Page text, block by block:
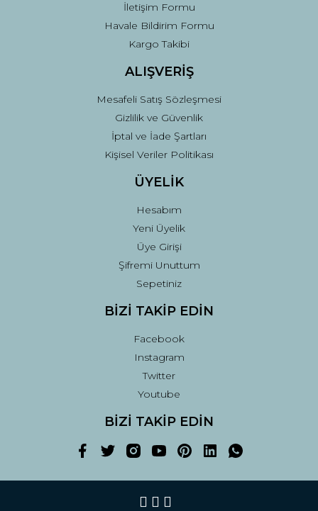
Gönder
İletişim Formu
Havale Bildirim Formu
Kargo Takibi
ALIŞVERİŞ
Mesafeli Satış Sözleşmesi
Gizlilik ve Güvenlik
İptal ve İade Şartları
Kişisel Veriler Politikası
ÜYELİK
Hesabım
Yeni Üyelik
Üye Girişi
Şifremi Unuttum
Sepetiniz
BİZİ TAKİP EDİN
Facebook
Instagram
Twitter
Youtube
BİZİ TAKİP EDİN